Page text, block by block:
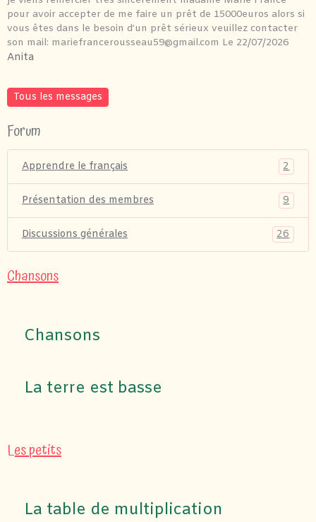
pour avoir accepter de me faire un prêt de 15000euros alors si
vous êtes dans le besoin d’un prêt sérieux veuillez contacter
son mail: mariefrancerousseau59@gmail.com Le 22/07/2026
Anita
Tous les messages
Forum
Apprendre le français 2
Présentation des membres 9
Discussions générales 26
Chansons
Chansons
La terre est basse
Les petits
La table de multiplication